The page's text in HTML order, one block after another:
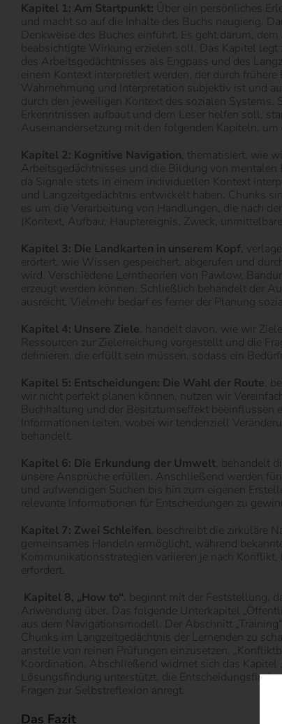
Kapitel 1: Am Startpunkt: Über ein persönliches
und macht so auf die Inhalte des Buchs neugierig.
Denkweise des Buches einführt. Es geht darum,
beabsichtigte Wirkung erzielen soll. Das Kapitel
des Arbeitsgedächtnisses als Engpass und des
einem Kontext interpretiert werden, der durch
Wahrnehmung und Interpretation subjektiv ist und
durch den jeweiligen Kontext des sozialen
Erkenntnissen aufbaut und dem Leser helfen soll,
Auseinandersetzung mit den folgenden Kapiteln,
Kapitel 2: Kognitive Navigation, thematisiert, wie
Arbeitsgedächtnisses und die Bildung von
da Signale stets in einem individuellen Kontext
und Langzeitgedächtnis entwickelt haben. Chunks
es um die Verarbeitung von Handlungen, die nach
(Kontext, Aufbau, Hauptereignis, Zweck,
Kapitel 3: Die Landkarten in unserem Kopf,
erörtert, wie Wissen gespeichert, abgerufen und
wird. Verschiedene Lerntheorien von Pawlow,
erzeugt werden können. Schließlich behandelt der
ausreicht. Vielmehr bedarf es ferner der Planung
Kapitel 4: Unsere Ziele, handelt davon, wie wir
Ressourcen zur Zielerreichung vorgestellt und die
definieren, die erfüllt sein müssen, sodass ein
Kapitel 5: Entscheidungen: Die Wahl der Route,
wir nicht perfekt planen können, nutzen wir
Buchhaltung und der Besitztumseffekt beeinflussen
Informationen leiten, wobei wir tendenziell
behandelt.
Kapitel 6: Die Erkundung der Umwelt, behandelt
unsere Ansprüche erfüllen. Anschließend werden
und aufwendigen Suchen bis hin zum eigenen
relevante Informationen für Entscheidungen zu
Kapitel 7: Zwei Schleifen, beschreibt die zirkuläre
gemeinsames Handeln ermöglicht, während
Kommunikationsstrategien variieren je nach
erfordert.
Kapitel 8, „How to“, beginnt mit der Feststellung,
Anwendung über. Das folgende Unterkapitel
aus dem Navigationsmodell. Der Abschnitt
Chunks im Langzeitgedächtnis der Lernenden zu
anstelle von reinen Prüfungen einzusetzen.
Koordination. Abschließend widmet sich das Kapitel
Lösungsfindung unterstützt, die
Fragen zur Selbstreflexion anregt.
Das Fazit